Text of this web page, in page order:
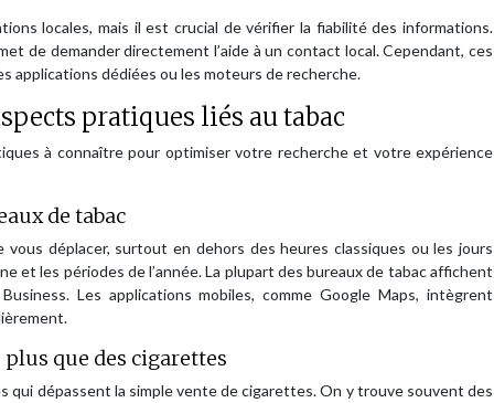
locales, mais il est crucial de vérifier la fiabilité des informations.
de demander directement l’aide à un contact local. Cependant, ces
applications dédiées ou les moteurs de recherche.
pratiques liés au tabac
à connaître pour optimiser votre recherche et votre expérience
de tabac
déplacer, surtout en dehors des heures classiques ou les jours
et les périodes de l’année. La plupart des bureaux de tabac affichent
Les applications mobiles, comme Google Maps, intègrent
plus que des cigarettes
qui dépassent la simple vente de cigarettes. On y trouve souvent des